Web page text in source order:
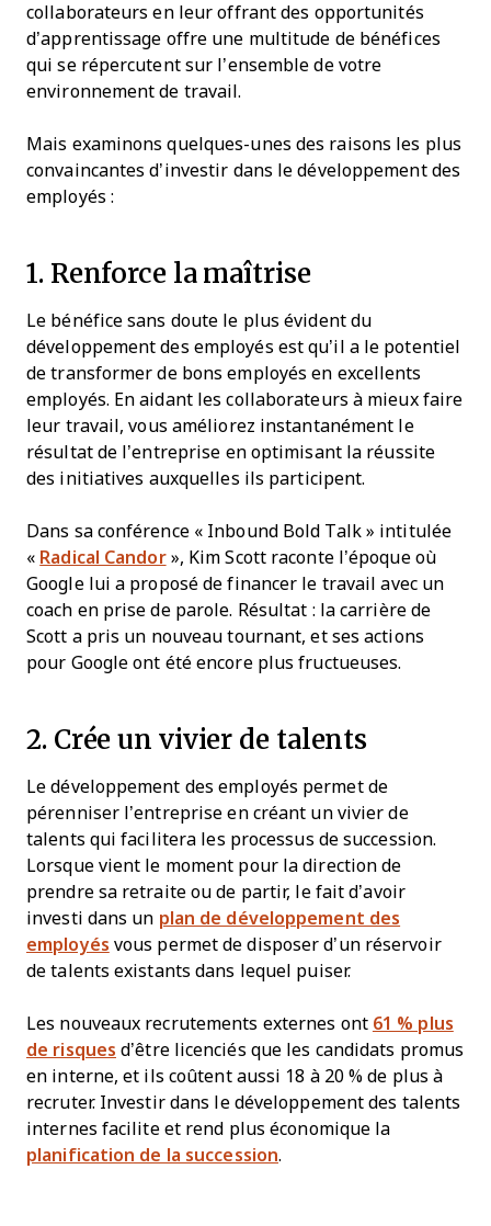
collaborateurs en leur offrant des opportunités
d’apprentissage offre une multitude de bénéfices
qui se répercutent sur l’ensemble de votre
environnement de travail.
Mais examinons quelques-unes des raisons les plus
convaincantes d’investir dans le développement des
employés :
1. Renforce la maîtrise
Le bénéfice sans doute le plus évident du
développement des employés est qu’il a le potentiel
de transformer de bons employés en excellents
employés. En aidant les collaborateurs à mieux faire
leur travail, vous améliorez instantanément le
résultat de l’entreprise en optimisant la réussite
des initiatives auxquelles ils participent.
Dans sa conférence « Inbound Bold Talk » intitulée
« Radical Candor», Kim Scott raconte l’époque où
Google lui a proposé de financer le travail avec un
coach en prise de parole. Résultat : la carrière de
Scott a pris un nouveau tournant, et ses actions
pour Google ont été encore plus fructueuses.
2. Crée un vivier de talents
Le développement des employés permet de
pérenniser l’entreprise en créant un vivier de
talents qui facilitera les processus de succession.
Lorsque vient le moment pour la direction de
prendre sa retraite ou de partir, le fait d’avoir
investi dans un plan de développement des
employés vous permet de disposer d’un réservoir
de talents existants dans lequel puiser.
Les nouveaux recrutements externes ont 61 % plus
de risques d’être licenciés que les candidats promus
en interne, et ils coûtent aussi 18 à 20 % de plus à
recruter. Investir dans le développement des talents
internes facilite et rend plus économique la
planification de la succession.